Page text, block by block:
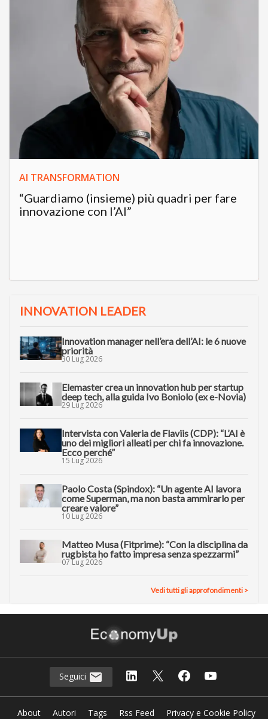
AI TRANSFORMATION
“Guardiamo (insieme) più quadri per fare
innovazione con l’AI”
INNOVATION LEADER
Innovation manager nell’era dell’AI: le 6 nuove
priorità
30 Lug 2026
Elemaster crea un innovation hub per startup
deep tech, alla guida Ivo Boniolo (ex e-Novia)
29 Lug 2026
Intervista con Valeria de Flaviis (CDP): “L’AI è
uno dei migliori alleati per chi fa innovazione.
Ecco perché”
15 Lug 2026
Paolo Costa (Spindox): “Un agente AI lavora
come Superman, ma non basta ammirarlo per
creare valore”
10 Lug 2026
Matteo Musa (Fitprime): “Con la disciplina da
rugbista ho fatto impresa senza spezzarmi”
07 Lug 2026
Vedi tutti gli approfondimenti >
Seguici
About Autori Tags Rss Feed
Privacy e Cookie Policy